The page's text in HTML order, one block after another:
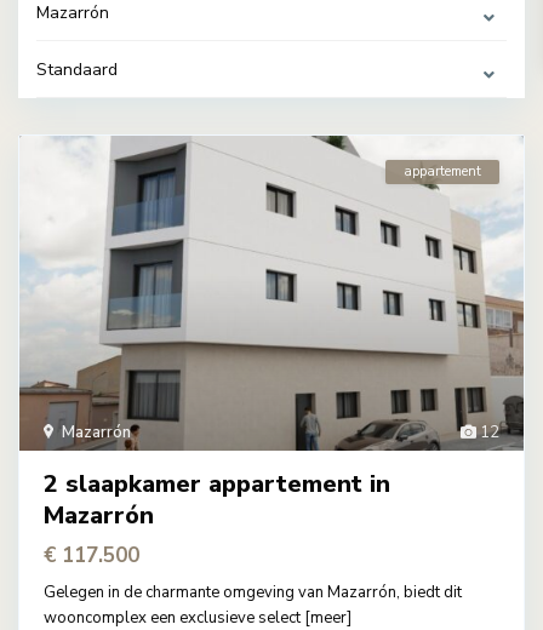
Mazarrón
Standaard
12
Mazarrón
appartement
2 slaapkamer appartement in
Mazarrón
€ 117.500
Gelegen in de charmante omgeving van Mazarrón, biedt dit
wooncomplex een exclusieve select[meer]